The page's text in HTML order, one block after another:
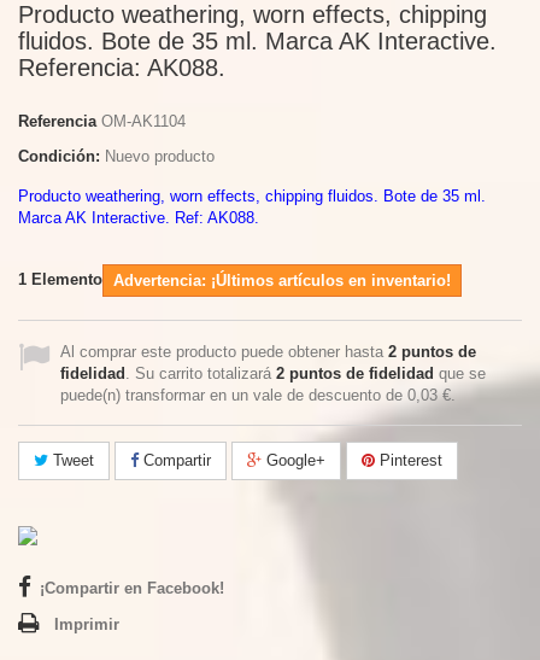
Producto weathering, worn effects, chipping
fluidos. Bote de 35 ml. Marca AK Interactive.
Referencia: AK088.
Referencia OM-AK1104
Condición: Nuevo producto
Producto weathering, worn effects, chipping fluidos. Bote de 35 ml.
Marca AK Interactive. Ref: AK088.
1 Elemento Advertencia: ¡Últimos artículos en inventario!
Al comprar este producto puede obtener hasta 2 puntos de
fidelidad . Su carrito totalizará 2 puntos de fidelidad que se
puede(n) transformar en un vale de descuento de 0,03 €.
Tweet Compartir Google+ Pinterest
¡Compartir en Facebook!
Imprimir